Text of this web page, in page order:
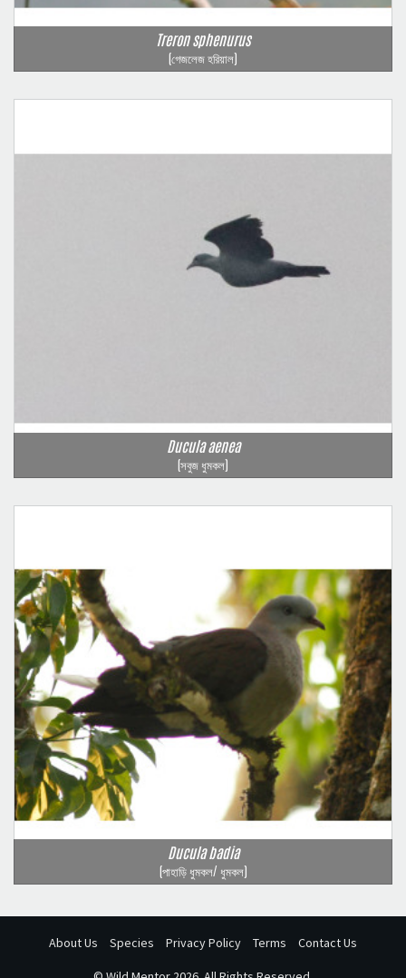
Treron sphenurus
(গেজলেজ হরিয়াল)
Ducula aenea
(সবুজ ধুমকল)
Ducula badia
(পাহাড়ি ধুমকল/ ধুমকল)
About Us Species Privacy Policy Terms Contact Us